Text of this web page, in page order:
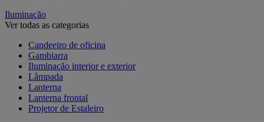
Iluminação
Ver todas as categorias
Candeeiro de oficina
Gambiarra
Iluminação interior e exterior
Lâmpada
Lanterna
Lanterna frontal
Projetor de Estaleiro